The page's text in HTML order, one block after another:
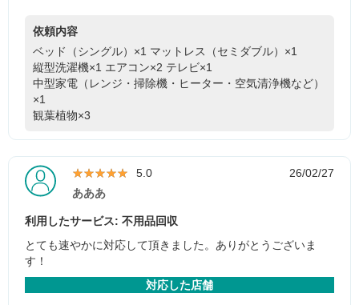
依頼内容
ベッド（シングル）×1 マットレス（セミダブル）×1
縦型洗濯機×1 エアコン×2 テレビ×1
中型家電（レンジ・掃除機・ヒーター・空気清浄機など）
×1
観葉植物×3
★★★★★
★★★★★ 5.0
26/02/27
あああ
利用したサービス: 不用品回収
とても速やかに対応して頂きました。ありがとうございま
す！
対応した店舗